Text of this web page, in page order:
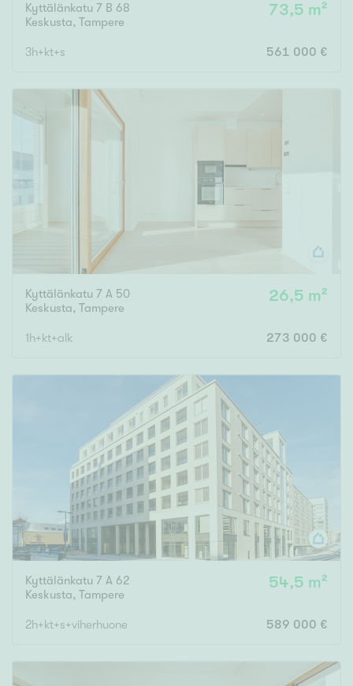
Kyttälänkatu 7 B 68
Keskusta, Tampere
73,5 m²
3h+kt+s 561 000 €
Kyttälänkatu 7 A 50
Keskusta, Tampere
26,5 m²
1h+kt+alk 273 000 €
Kyttälänkatu 7 A 62
Keskusta, Tampere
54,5 m²
2h+kt+s+viherhuone 589 000 €